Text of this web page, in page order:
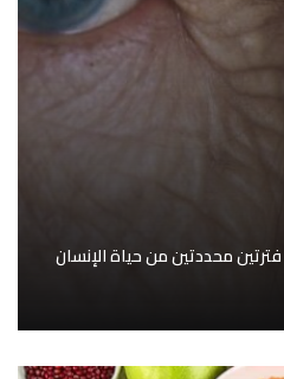
محددتين من حياة الإنسان